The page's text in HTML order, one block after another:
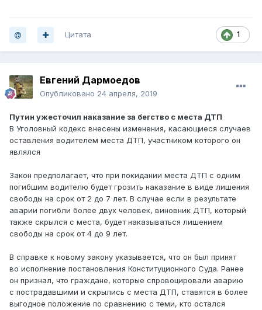
1
Цитата
Евгений Дармоедов
Опубликовано 24 апреля, 2019
Путин ужесточил наказание за бегство с места ДТП
В Уголовный кодекс внесены изменения, касающиеся случаев
оставления водителем места ДТП, участником которого он
являлся
Закон предполагает, что при покидании места ДТП с одним
погибшим водителю будет грозить наказание в виде лишения
свободы на срок от 2 до 7 лет. В случае если в результате
аварии погибли более двух человек, виновник ДТП, который
также скрылся с места, будет наказываться лишением
свободы на срок от 4 до 9 лет.
В справке к новому закону указывается, что он был принят
во исполнение постановления Конституционного Суда. Ранее
он признал, что граждане, которые спровоцировали аварию
с пострадавшими и скрылись с места ДТП, ставятся в более
выгодное положение по сравнению с теми, кто остался